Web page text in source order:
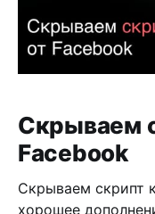
Скрываем
Facebook
Скрываем скрипт
хорошее